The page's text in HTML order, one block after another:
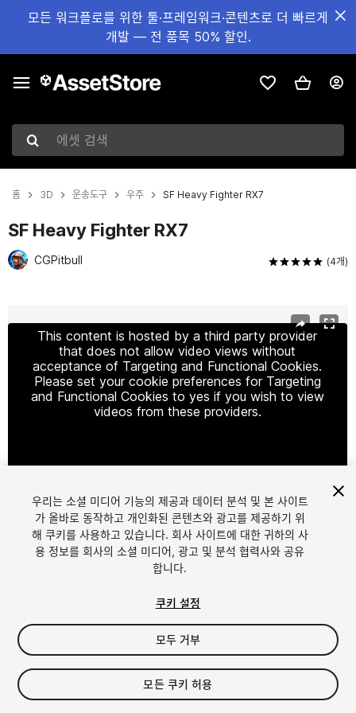
모든 워크플로를 위한 툴·프레임워크·콘텐츠로 더 빠르게
개발 — 전 품목 50% 할인.
에셋 검색
홈 3D 운송도구 우주 SF Heavy Fighter RX7
SF Heavy Fighter RX7
CGPitbull (4개)
This content is hosted by a third party provider
that does not allow video views without
acceptance of Targeting and Functional Cookies.
Please set your cookie preferences for Targeting
and Functional Cookies to yes if you wish to view
videos from these providers.
1/9
$15
세금/부가세는 결제 시 반영됩니다.
우리는 소셜 미디어 기능의 제공과 데이터 분석 및 본 사이트
가 올바로 동작하고 개인화된 콘텐츠와 광고를 제공하기 위
해 쿠키를 사용하고 있습니다. 회사 사이트에 대한 귀하의 사
용 정보를 회사의 소셜 미디어, 광고 및 분석 협력사와 공유
합니다.
쿠키 설정
모두 거부
모든 쿠키 허용